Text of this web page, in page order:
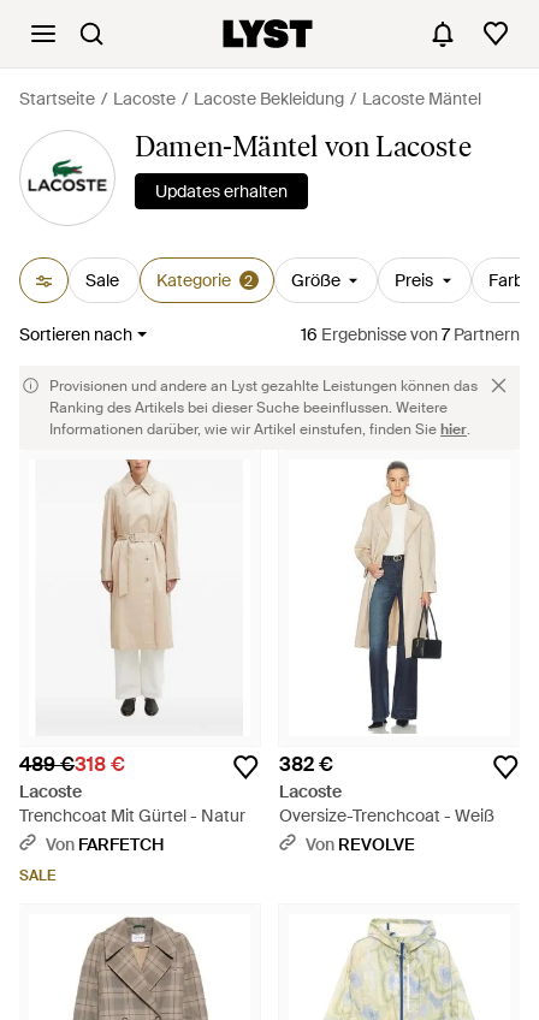
Startseite Lacoste Lacoste Bekleidung Lacoste Mäntel
Damen-Mäntel von Lacoste
Updates erhalten
Sale Kategorie 2 Größe Preis Farbe
Sortieren nach 16 Ergebnissevon7Partnern
Provisionen und andere an Lyst gezahlte Leistungen können das
Ranking des Artikels bei dieser Suche beeinflussen. Weitere
Informationen darüber, wie wir Artikel einstufen, finden Siehier.
489 €318 €
Lacoste
Trenchcoat Mit Gürtel - Natur
Von FARFETCH
SALE
382 €
Lacoste
Oversize-Trenchcoat - Weiß
Von REVOLVE